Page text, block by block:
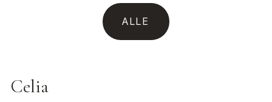
ALLE
Celia